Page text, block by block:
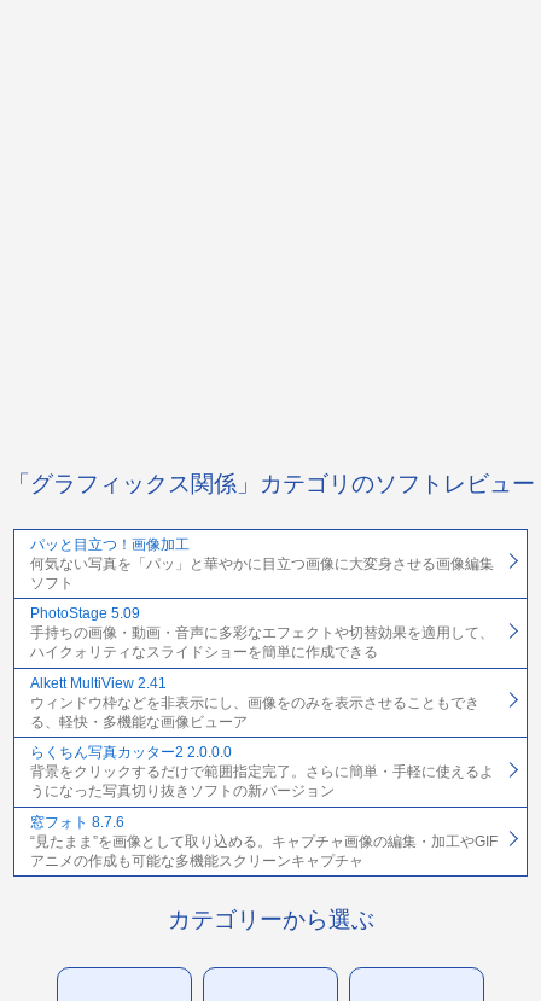
「グラフィックス関係」カテゴリのソフトレビュー
パッと目立つ！画像加工
何気ない写真を「パッ」と華やかに目立つ画像に大変身させる画像編集
ソフト
PhotoStage 5.09
手持ちの画像・動画・音声に多彩なエフェクトや切替効果を適用して、
ハイクォリティなスライドショーを簡単に作成できる
Alkett MultiView 2.41
ウィンドウ枠などを非表示にし、画像をのみを表示させることもでき
る、軽快・多機能な画像ビューア
らくちん写真カッター2 2.0.0.0
背景をクリックするだけで範囲指定完了。さらに簡単・手軽に使えるよ
うになった写真切り抜きソフトの新バージョン
窓フォト 8.7.6
“見たまま”を画像として取り込める。キャプチャ画像の編集・加工やGIF
アニメの作成も可能な多機能スクリーンキャプチャ
カテゴリーから選ぶ